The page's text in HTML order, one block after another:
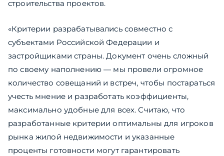
строительства проектов.
«Критерии разрабатывались совместно с
субъектами Российской Федерации и
застройщиками страны. Документ очень сложный
по своему наполнению — мы провели огромное
количество совещаний и встреч, чтобы постараться
учесть мнение и разработать коэффициенты,
максимально удобные для всех. Считаю, что
разработанные критерии оптимальны для игроков
рынка жилой недвижимости и указанные
проценты готовности могут гарантировать